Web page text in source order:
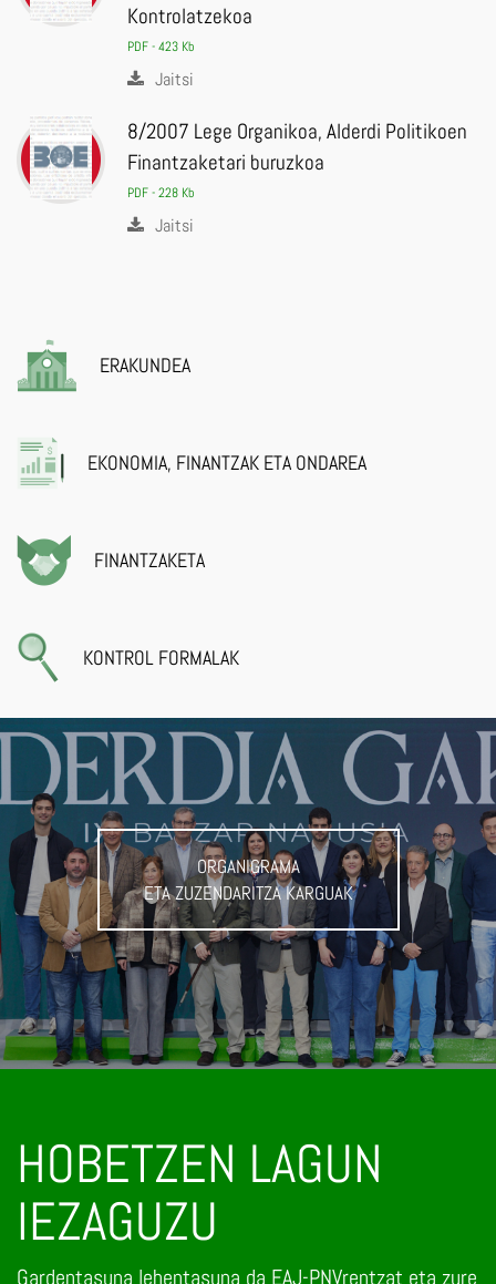
Kontrolatzekoa
PDF - 423 Kb
Jaitsi
8/2007 Lege Organikoa, Alderdi Politikoen
Finantzaketari buruzkoa
PDF - 228 Kb
Jaitsi
ERAKUNDEA
EKONOMIA, FINANTZAK ETA ONDAREA
FINANTZAKETA
KONTROL FORMALAK
ORGANIGRAMA
ETA ZUZENDARITZA KARGUAK
HOBETZEN LAGUN
IEZAGUZU
Gardentasuna lehentasuna da EAJ-PNVrentzat eta zure